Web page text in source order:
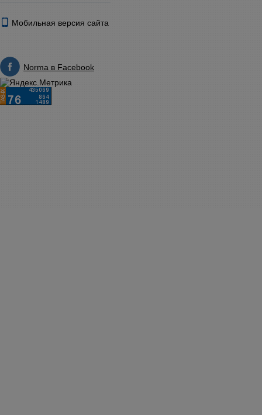
Мобильная версия сайта
Norma в Facebook